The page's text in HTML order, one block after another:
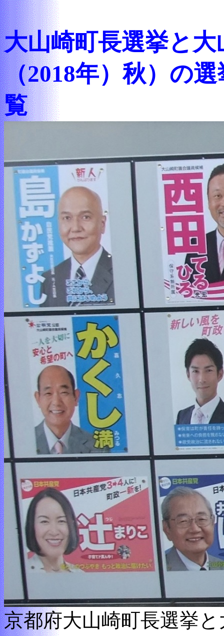
大山崎町長選挙と
（2018年）秋）の
覧
京都府大山崎町長選挙